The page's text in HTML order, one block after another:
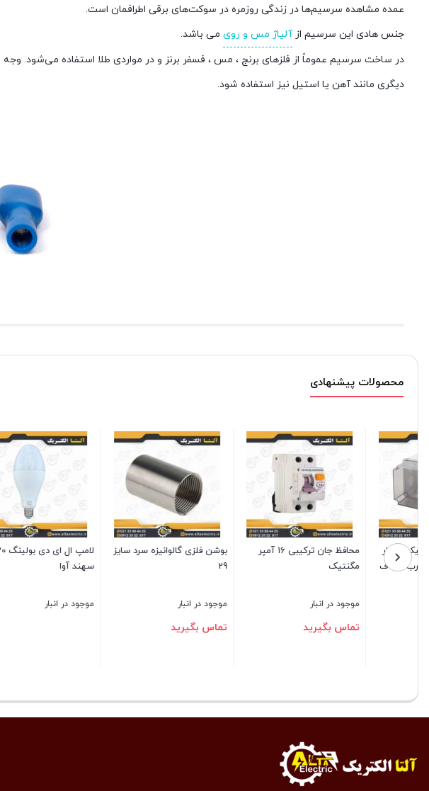
عمده مشاهده سرسیم‌ها در زندگی روزمره در سوکت‌های برقی اطرافمان است.
جنس هادی این سرسیم ازآلیاژ مس و روی می باشد.
در ساخت سرسیم عموماً از فلزهای برنج ، مس ، فسفر برنز و در مواردی طلا استفاده می‌شود.
دیگری مانند آهن یا استیل نیز استفاده شود.
محصولات پیشنهادی
بوشن فلزی گالوانیزه سرد سایز
29
تماس بگیرید
لامپ ال ای دی بولینگ 30 وات
سیم افشان 1 در 4 نوید